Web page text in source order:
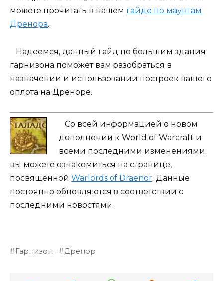
можете прочитать в нашем гайде по маунтам
Дренора.
Надеемся, данный гайд по большим здания
гарнизона поможет вам разобраться в
назначении и использовании построек вашего
оплота на Дреноре.
Со всей информацией о новом
дополнении к World of Warcraft и
всеми последними изменениями
вы можете ознакомиться на странице,
посвященной Warlords of Draenor. Данные
постоянно обновляются в соответствии с
последними новостями.
Гарнизон Дренор